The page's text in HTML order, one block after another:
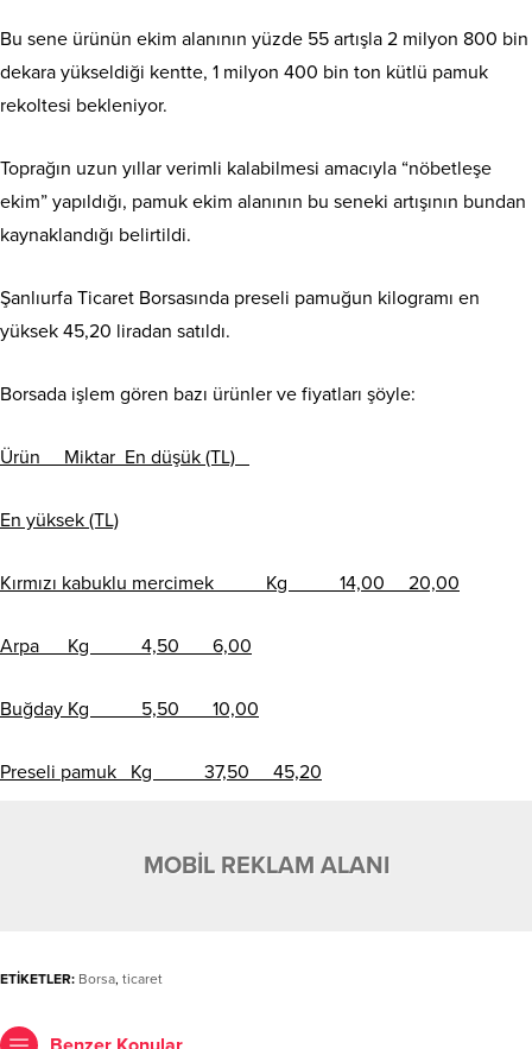
Bu sene ürünün ekim alanının yüzde 55 artışla 2 milyon 800 bin
dekara yükseldiği kentte, 1 milyon 400 bin ton kütlü pamuk
rekoltesi bekleniyor.
Toprağın uzun yıllar verimli kalabilmesi amacıyla “nöbetleşe
ekim” yapıldığı, pamuk ekim alanının bu seneki artışının bundan
kaynaklandığı belirtildi.
Şanlıurfa Ticaret Borsasında preseli pamuğun kilogramı en
yüksek 45,20 liradan satıldı.
Borsada işlem gören bazı ürünler ve fiyatları şöyle:
Ürün Miktar En düşük (TL)
En yüksek (TL)
Kırmızı kabuklu mercimek Kg 14,00 20,00
Arpa Kg 4,50 6,00
Buğday Kg 5,50 10,00
Preseli pamuk Kg 37,50 45,20
MOBİL REKLAM ALANI
ETİKETLER: Borsa, ticaret